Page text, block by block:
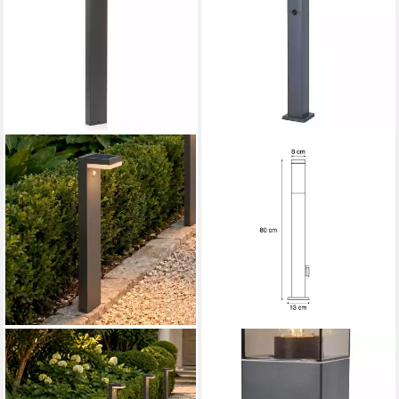
LINDBY
Außen-Stehlampe Chioma,
LED, Edelstahl Alu warmweiß
Außen-Stehlampe Malios,